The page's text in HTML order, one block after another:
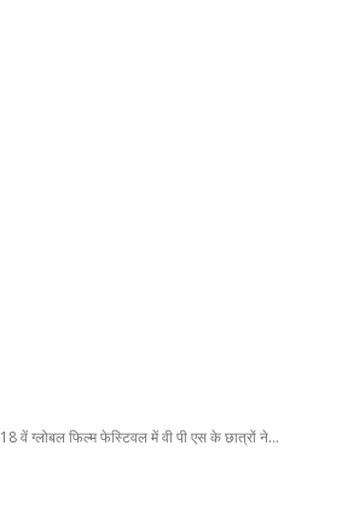
18 वें ग्लोबल फिल्म फेस्टिवल में वी पी एस के छात्रों ने...